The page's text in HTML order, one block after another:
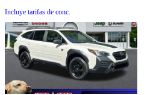
Incluye tarifas de conc.